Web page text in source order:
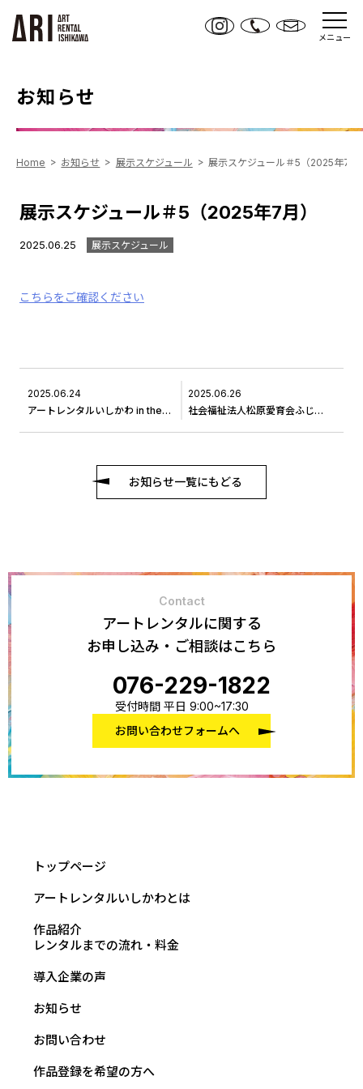
メニュー
お知らせ
Home お知らせ 展示スケジュール 展示スケジュール＃5（2025年7月
展示スケジュール＃5（2025年7月）
2025.06.25 展示スケジュール
こちらをご確認ください
2025.06.24
アートレンタルいしかわ in the library@穴水町立図書館
2025.06.26
社会福祉法人松原愛育会ふじのき寮に作品交換に伺いました＃２
お知らせ一覧にもどる
Contact
アートレンタルに関する
お申し込み・ご相談はこちら
076-229-1822
受付時間 平日 9:00~17:30
お問い合わせフォームへ
トップページ
アートレンタルいしかわとは
作品紹介
レンタルまでの流れ・料金
導入企業の声
お知らせ
お問い合わせ
作品登録を希望の方へ